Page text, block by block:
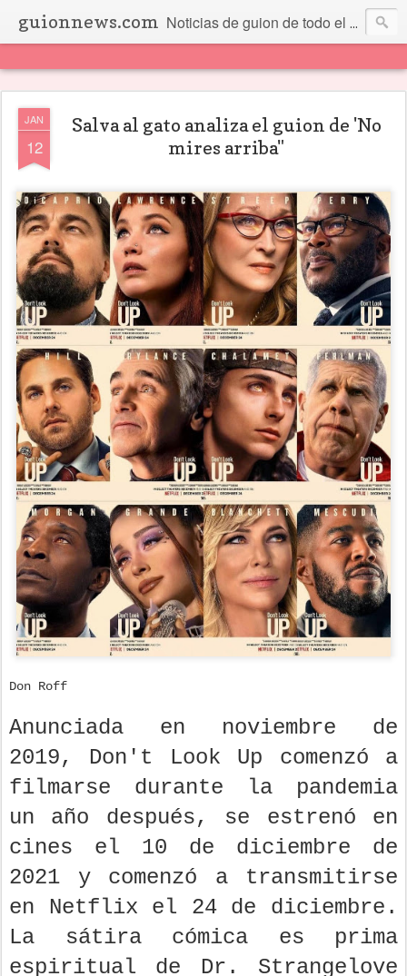
guionnews.com Noticias de guion de todo el mundo... Y más.
JAN
12
Salva al gato analiza el guion de 'No
mires arriba"
Don Roff
Anunciada en noviembre de
2019, Don't Look Up comenzó a
filmarse durante la pandemia
un año después, se estrenó en
cines el 10 de diciembre de
2021 y comenzó a transmitirse
en Netflix el 24 de diciembre.
La sátira cómica es prima
espiritual de Dr. Strangelove